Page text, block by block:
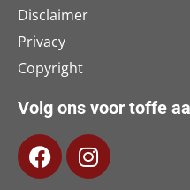
Disclaimer
Privacy
Copyright
Volg ons voor toffe